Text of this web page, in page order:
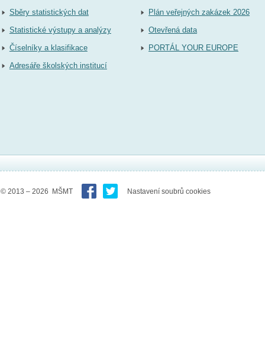
Sběry statistických dat
Statistické výstupy a analýzy
Číselníky a klasifikace
Adresáře školských institucí
Plán veřejných zakázek 2026
Otevřená data
PORTÁL YOUR EUROPE
© 2013 – 2026 MŠMT Nastavení soubrů cookies